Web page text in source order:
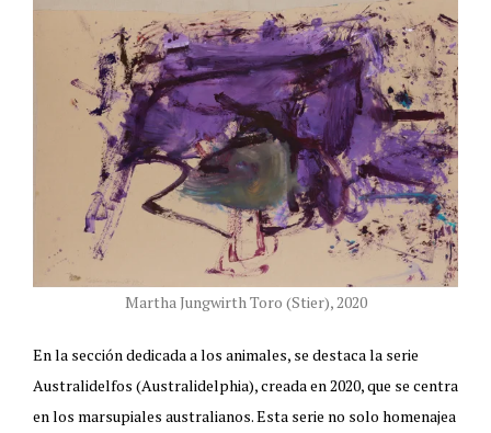
Martha Jungwirth Toro (Stier), 2020
En la sección dedicada a los animales, se destaca la serie
Australidelfos (Australidelphia), creada en 2020, que se centra
en los marsupiales australianos. Esta serie no solo homenajea